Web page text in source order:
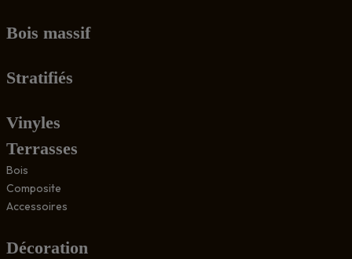
Bois massif
Stratifiés
Vinyles
Terrasses
Bois
Composite
Accessoires
Décoration